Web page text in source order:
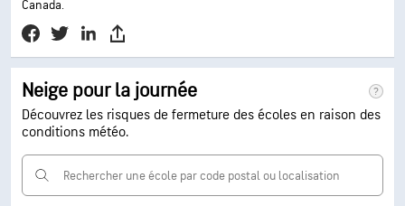
Canada.
Neige pour la journée
Découvrez les risques de fermeture des écoles en raison des
conditions météo.